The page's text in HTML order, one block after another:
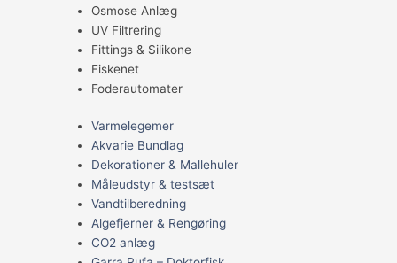
Osmose Anlæg
UV Filtrering
Fittings & Silikone
Fiskenet
Foderautomater
Varmelegemer
Akvarie Bundlag
Dekorationer & Mallehuler
Måleudstyr & testsæt
Vandtilberedning
Algefjerner & Rengøring
CO2 anlæg